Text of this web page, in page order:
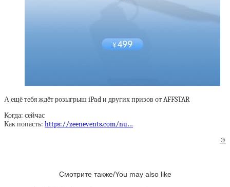
А ещё тебя ждёт розыгрыш iPad и других призов от AFFSTAR
Когда: сейчас
Как попасть: https://zeenevents.com/nu…
©
Смотрите также/You may also like